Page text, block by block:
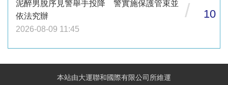
泥醉男脫序見警舉手投降 警實施保護管束並
依法究辦
2026-08-09 11:45
/ 10
本站由大運聯和國際有限公司所維運